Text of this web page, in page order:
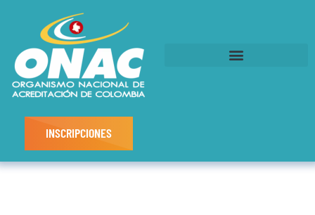
INSCRIPCIONES